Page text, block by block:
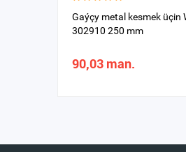
Gaýçy metal kesmek üçin
302910 250 mm
90,03 man.